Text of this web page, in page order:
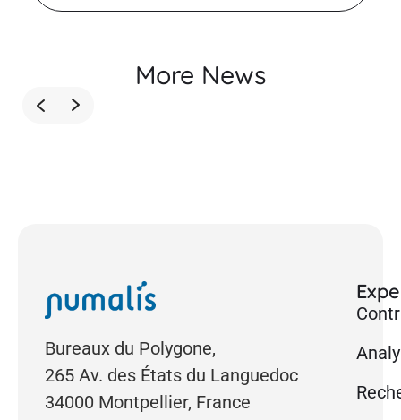
More News
Bureaux du Polygone,
265 Av. des États du Languedoc
34000 Montpellier, France